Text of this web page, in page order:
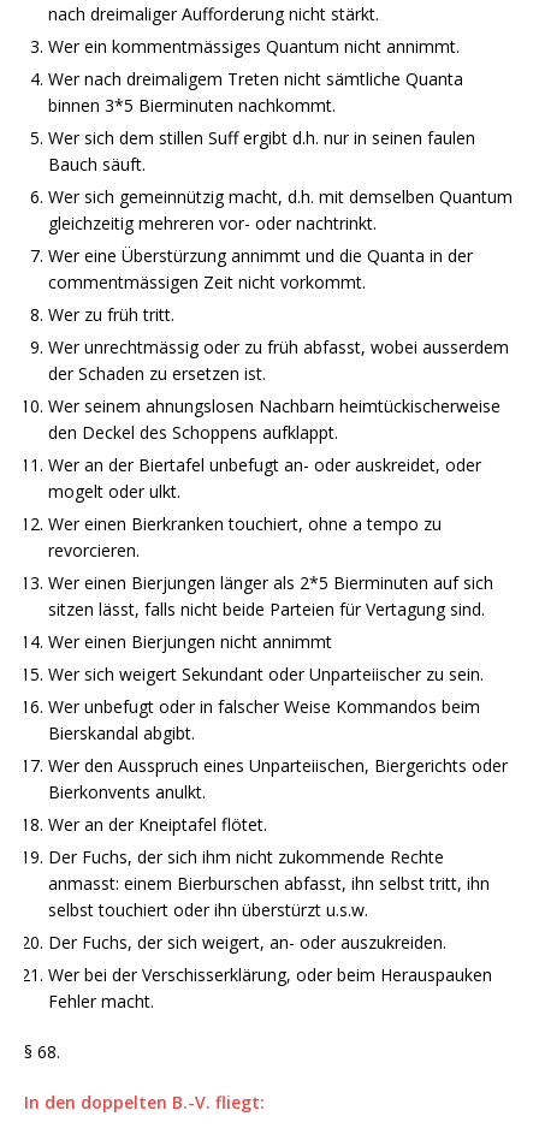
nach dreimaliger Aufforderung nicht stärkt.
Wer ein kommentmässiges Quantum nicht annimmt.
Wer nach dreimaligem Treten nicht sämtliche Quanta
binnen 3*5 Bierminuten nachkommt.
Wer sich dem stillen Suff ergibt d.h. nur in seinen faulen
Bauch säuft.
Wer sich gemeinnützig macht, d.h. mit demselben Quantum
gleichzeitig mehreren vor- oder nachtrinkt.
Wer eine Überstürzung annimmt und die Quanta in der
commentmässigen Zeit nicht vorkommt.
Wer zu früh tritt.
Wer unrechtmässig oder zu früh abfasst, wobei ausserdem
der Schaden zu ersetzen ist.
Wer seinem ahnungslosen Nachbarn heimtückischerweise
den Deckel des Schoppens aufklappt.
Wer an der Biertafel unbefugt an- oder auskreidet, oder
mogelt oder ulkt.
Wer einen Bierkranken touchiert, ohne a tempo zu
revorcieren.
Wer einen Bierjungen länger als 2*5 Bierminuten auf sich
sitzen lässt, falls nicht beide Parteien für Vertagung sind.
Wer einen Bierjungen nicht annimmt
Wer sich weigert Sekundant oder Unparteiischer zu sein.
Wer unbefugt oder in falscher Weise Kommandos beim
Bierskandal abgibt.
Wer den Ausspruch eines Unparteiischen, Biergerichts oder
Bierkonvents anulkt.
Wer an der Kneiptafel flötet.
Der Fuchs, der sich ihm nicht zukommende Rechte
anmasst: einem Bierburschen abfasst, ihn selbst tritt, ihn
selbst touchiert oder ihn überstürzt u.s.w.
Der Fuchs, der sich weigert, an- oder auszukreiden.
Wer bei der Verschisserklärung, oder beim Herauspauken
Fehler macht.
§ 68.
In den doppelten B.-V. fliegt: